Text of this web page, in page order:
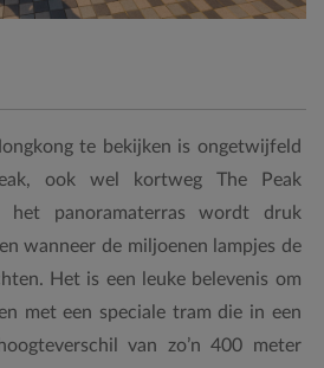
te bekijken is ongetwijfeld
ook wel kortweg The Peak
het panoramaterras wordt druk
wanneer de miljoenen lampjes de
Het is een leuke belevenis om
met een speciale tram die in een
van zo’n 400 meter